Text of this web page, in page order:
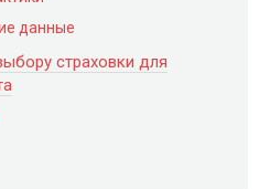
данные
страховки для